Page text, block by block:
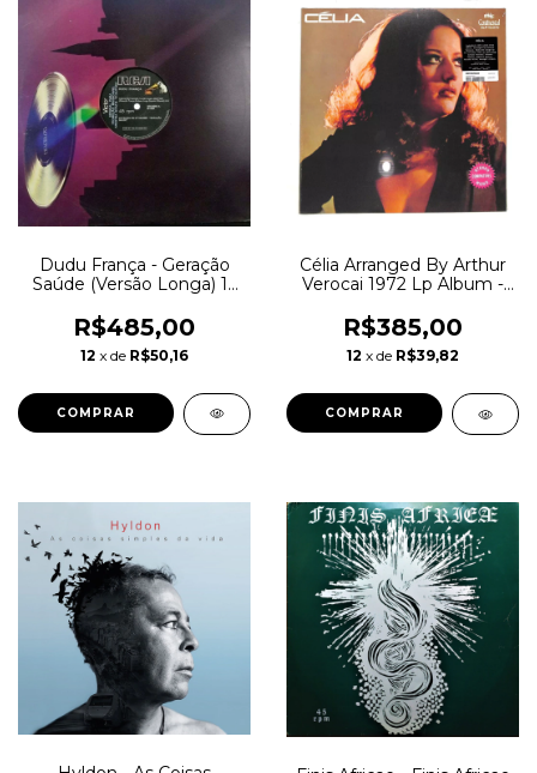
Dudu França - Geração
Saúde (Versão Longa) 12
Boogie
R$485,00
12 x de R$50,16
Célia Arranged By Arthur
Verocai 1972 Lp Album -
Novo Lacrado
R$385,00
12 x de R$39,82